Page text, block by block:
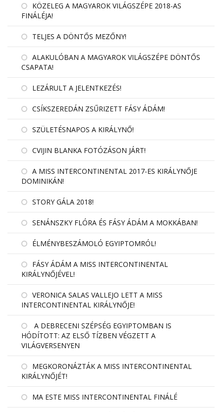
KÖZELEG A MAGYAROK VILÁGSZÉPE 2018-AS
FINÁLÉJA!
TELJES A DÖNTŐS MEZŐNY!
ALAKULÓBAN A MAGYAROK VILÁGSZÉPE DÖNTŐS
CSAPATA!
LEZÁRULT A JELENTKEZÉS!
CSÍKSZEREDÁN ZSŰRIZETT FÁSY ÁDÁM!
SZÜLETÉSNAPOS A KIRÁLYNŐ!
CVIJIN BLANKA FOTÓZÁSON JÁRT!
A MISS INTERCONTINENTAL 2017-ES KIRÁLYNŐJE
DOMINIKÁN!
STORY GÁLA 2018!
SENÁNSZKY FLÓRA ÉS FÁSY ÁDÁM A MOKKÁBAN!
ÉLMÉNYBESZÁMOLÓ EGYIPTOMRÓL!
FÁSY ÁDÁM A MISS INTERCONTINENTAL
KIRÁLYNŐJÉVEL!
VERONICA SALAS VALLEJO LETT A MISS
INTERCONTINENTAL KIRÁLYNŐJE!
A DEBRECENI SZÉPSÉG EGYIPTOMBAN IS
HÓDÍTOTT: AZ ELSŐ TÍZBEN VÉGZETT A
VILÁGVERSENYEN
MEGKORONÁZTÁK A MISS INTERCONTINENTAL
KIRÁLYNŐJÉT!
MA ESTE MISS INTERCONTINENTAL FINÁLÉ